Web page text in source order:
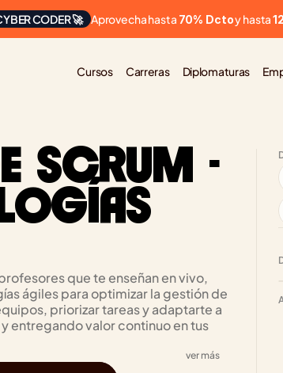
CODER 🚀 Aprovecha hasta 70% Dcto y hasta
Cursos Carreras Diplomaturas
SCRUM -
que te enseñan en vivo,
ágiles para optimizar la gestión de
priorizar tareas y adaptarte a
entregando valor continuo en tus
ver más